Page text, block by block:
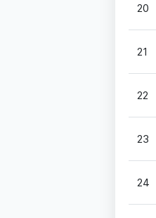
20
21
22
23
24